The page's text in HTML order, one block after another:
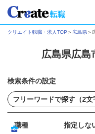
クリエイト転職・求人TOP ＞ 広島県＞
広島県広島
検索条件の設定
職種 指定しな